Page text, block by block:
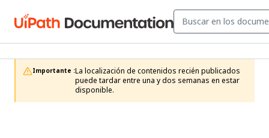
Importante :La localización de contenidos recién publicados
puede tardar entre una y dos semanas en estar
disponible.